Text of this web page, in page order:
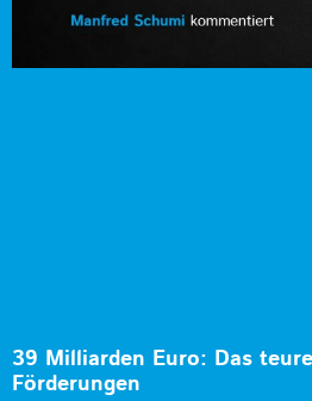
39 Milliarden Euro: Das
Förderungen